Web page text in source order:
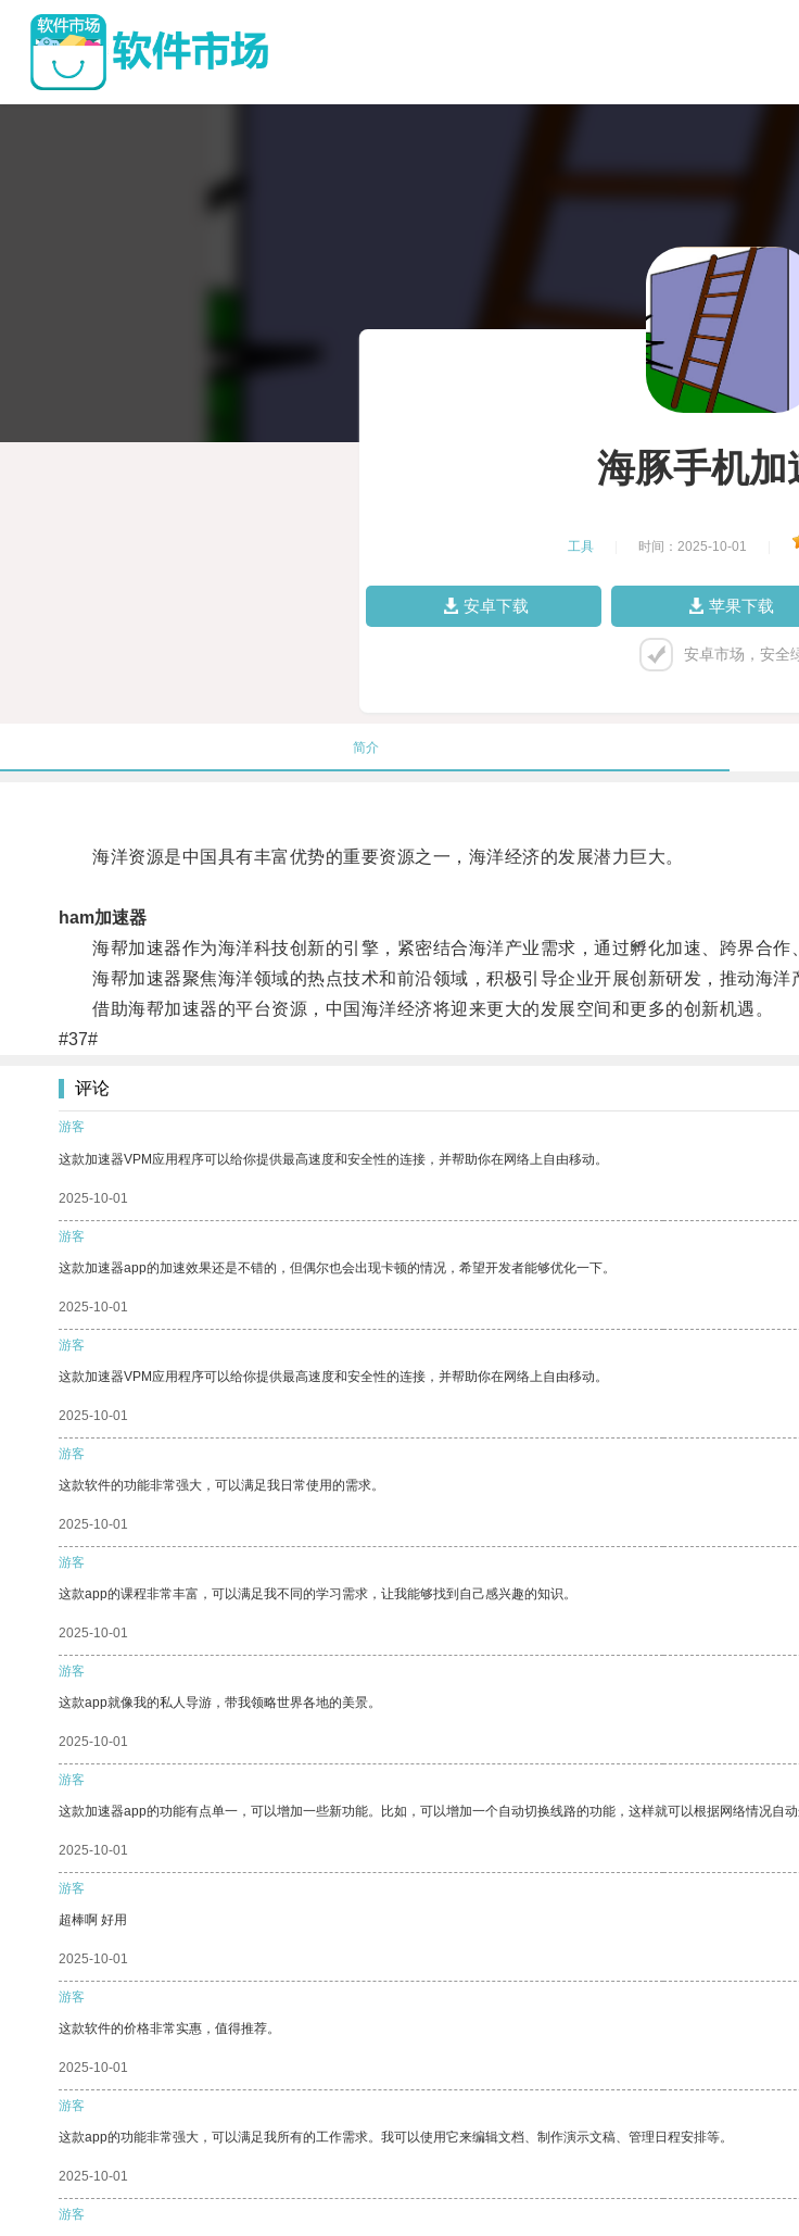
海豚手机加
工具 时间：2025-10-01
安卓下载 苹果下载
安卓市场，安全
简介
海洋资源是中国具有丰富优势的重要资源之一，海洋经济的发展潜力巨大。
ham加速器
海帮加速器作为海洋科技创新的引擎，紧密结合海洋产业需求，通过孵化加速、跨界合作
海帮加速器聚焦海洋领域的热点技术和前沿领域，积极引导企业开展创新研发，推动海洋
借助海帮加速器的平台资源，中国海洋经济将迎来更大的发展空间和更多的创新机遇。
#37#
评论
游客
这款加速器VPM应用程序可以给你提供最高速度和安全性的连接，并帮助你在网络上自由移动。
2025-10-01
游客
这款加速器app的加速效果还是不错的，但偶尔也会出现卡顿的情况，希望开发者能够优化一下。
2025-10-01
游客
这款加速器VPM应用程序可以给你提供最高速度和安全性的连接，并帮助你在网络上自由移动。
2025-10-01
游客
这款软件的功能非常强大，可以满足我日常使用的需求。
2025-10-01
游客
这款app的课程非常丰富，可以满足我不同的学习需求，让我能够找到自己感兴趣的知识。
2025-10-01
游客
这款app就像我的私人导游，带我领略世界各地的美景。
2025-10-01
游客
这款加速器app的功能有点单一，可以增加一些新功能。比如，可以增加一个自动切换线路的功能，这样就可以根据网络情况自
2025-10-01
游客
超棒啊 好用
2025-10-01
游客
这款软件的价格非常实惠，值得推荐。
2025-10-01
游客
这款app的功能非常强大，可以满足我所有的工作需求。我可以使用它来编辑文档、制作演示文稿、管理日程安排等。
2025-10-01
游客